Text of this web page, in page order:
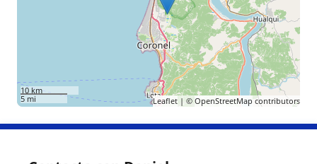
10 km
5 mi
Leaflet| © OpenStreetMap contributors